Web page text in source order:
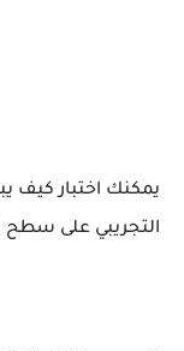
يمكنك اختبار كيف
التجريبي على سطح